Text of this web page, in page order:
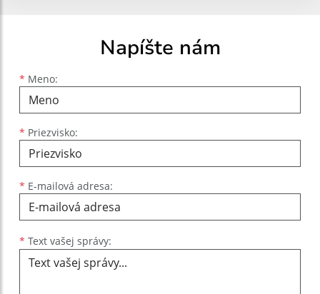
Napíšte nám
* Meno:
Meno
* Priezvisko:
Priezvisko
* E-mailová adresa:
E-mailová adresa
* Text vašej správy: